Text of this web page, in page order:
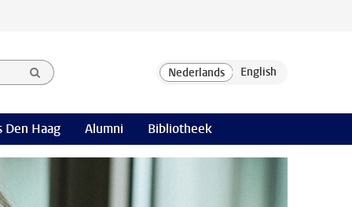
Den Haag Alumni Bibliotheek